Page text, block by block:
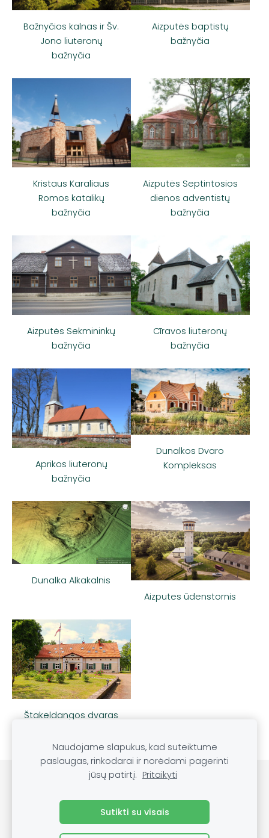
Bažnyčios kalnas ir Šv.
Jono liuteronų
bažnyčia
Aizputės baptistų
bažnyčia
Kristaus Karaliaus
Romos katalikų
bažnyčia
Aizputės Septintosios
dienos adventistų
bažnyčia
Aizputės Sekmininkų
bažnyčia
Cīravos liuteronų
bažnyčia
Aprikos liuteronų
bažnyčia
Dunalkos Dvaro
Kompleksas
Dunalka Alkakalnis
Aizputes ūdenstornis
Štakeldangos dvaras
Slapukai
Naudojame slapukus, kad suteiktume
paslaugas, rinkodarai ir norėdami pagerinti
jūsų patirtį. Pritaikyti
Sutikti su visais